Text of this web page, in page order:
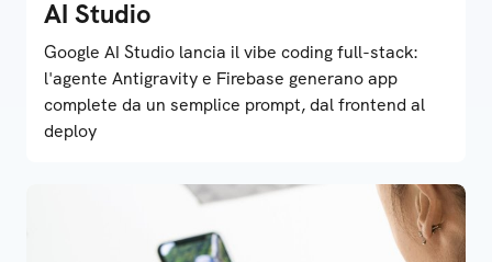
AI Studio
Google AI Studio lancia il vibe coding full-stack:
l'agente Antigravity e Firebase generano app
complete da un semplice prompt, dal frontend al
deploy